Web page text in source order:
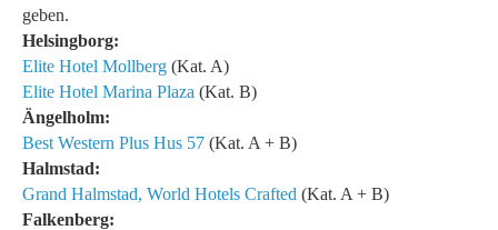
geben.
Helsingborg:
Elite Hotel Mollberg (Kat. A)
Elite Hotel Marina Plaza (Kat. B)
Ängelholm:
Best Western Plus Hus 57 (Kat. A + B)
Halmstad:
Grand Halmstad, World Hotels Crafted (Kat. A + B)
Falkenberg: